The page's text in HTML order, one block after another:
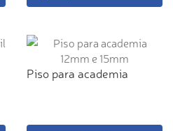
Piso para academia